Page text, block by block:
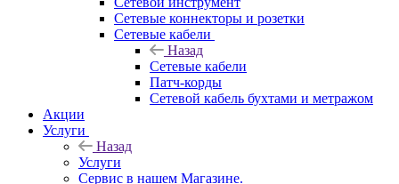
Сетевые коннекторы и розетки
Сетевые кабели
Назад
Сетевые кабели
Патч-корды
Сетевой кабель бухтами и метражом
Акции
Услуги
Назад
Услуги
Сервис в нашем Магазине.